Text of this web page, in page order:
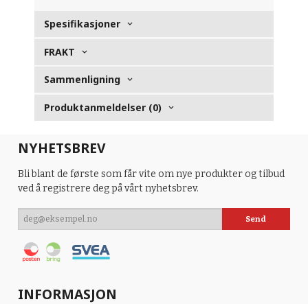
Spesifikasjoner
FRAKT
Sammenligning
Produktanmeldelser (0)
NYHETSBREV
Bli blant de første som får vite om nye produkter og tilbud
ved å registrere deg på vårt nyhetsbrev.
INFORMASJON